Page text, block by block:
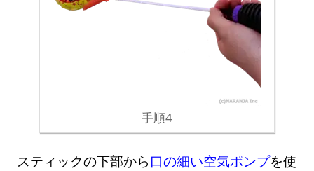
手順4
スティックの下部から 口の細い空気ポンプを使